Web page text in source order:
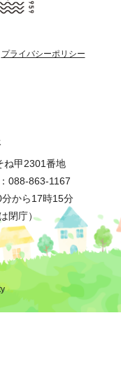
プライバシーポリシー
ね甲2301番地
088-863-1167
から17時15分
閉庁）